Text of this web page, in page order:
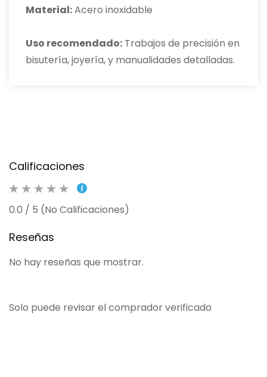
Material:Acero inoxidable
Uso recomendado: Trabajos de precisión en
bisutería, joyería, y manualidades detalladas.
Calificaciones
0.0 / 5 (No Calificaciones)
Reseñas
No hay reseñas que mostrar.
Solo puede revisar el comprador verificado